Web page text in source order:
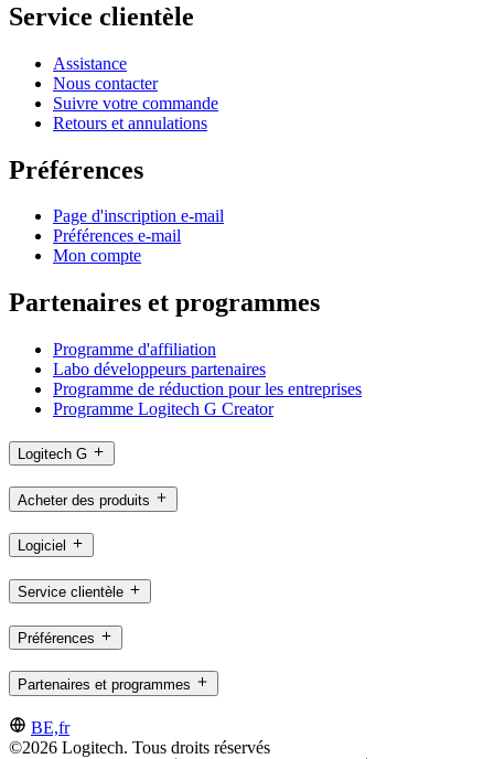
Service clientèle
Assistance
Nous contacter
Suivre votre commande
Retours et annulations
Préférences
Page d'inscription e-mail
Préférences e-mail
Mon compte
Partenaires et programmes
Programme d'affiliation
Labo développeurs partenaires
Programme de réduction pour les entreprises
Programme Logitech G Creator
Logitech G
Acheter des produits
Logiciel
Service clientèle
Préférences
Partenaires et programmes
BE,fr
©2026 Logitech. Tous droits réservés